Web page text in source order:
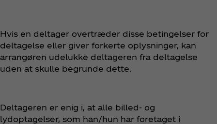
Hvis en deltager overtræder disse betingelser for
deltagelse eller giver forkerte oplysninger, kan
arrangøren udelukke deltageren fra deltagelse
uden at skulle begrunde dette.
Deltageren er enig i, at alle billed- og
lydoptagelser, som han/hun har foretaget i